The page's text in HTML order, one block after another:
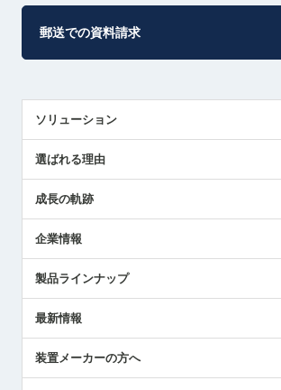
郵送での資料請求
ソリューション
解決策提案
選ばれる理由
成長の軌跡
企業情報
ごあいさつ
受賞履歴
採用情報
国/地域/言語
製品ラインナップ
ツールセッタ製品
エアマイクロセンサ製品
最新情報
メトロールの技術
装置メーカーの方へ